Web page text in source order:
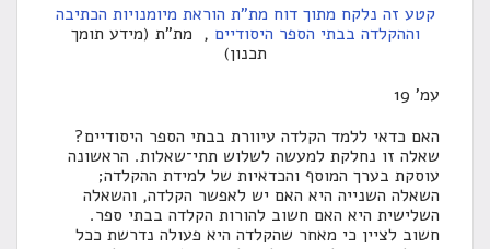
קטע זה נלקח מתוך דוח מת"ת הוראת מיומנויות הכתיבה
וההקלדה בבתי הספר היסודיים , מת"ת (מידע תומך
תכנון)
עמ' 19
האם כדאי ללמד הקלדה עיוורת בבתי הספר היסודיים?
שאלה זו נחלקת למעשה לשלוש תתי־שאלות. הראשונה
עוסקת בערך המוסף והכדאיות של למידת ההקלדה;
השאלה השנייה היא האם יש לאפשר הקלדה, והשאלה
השלישית היא האם חשוב להורות הקלדה בבתי ספר.
חשוב לציין כי מאחר שהקלדה היא פעולה נדרשת ככל